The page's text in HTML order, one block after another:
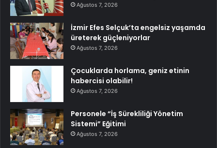
Ağustos 7, 2026
İzmir Efes Selçuk’ta engelsiz yaşamda
üreterek güçleniyorlar
Ağustos 7, 2026
Çocuklarda horlama, geniz etinin
habercisi olabilir!
Ağustos 7, 2026
Personele “İş Sürekliliği Yönetim
Sistemi” Eğitimi
Ağustos 7, 2026